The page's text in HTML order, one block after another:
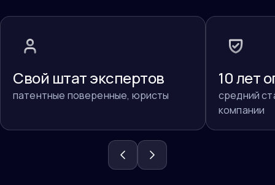
Свой штат экспертов
патентные поверенные, юристы
10 лет
средний
компании